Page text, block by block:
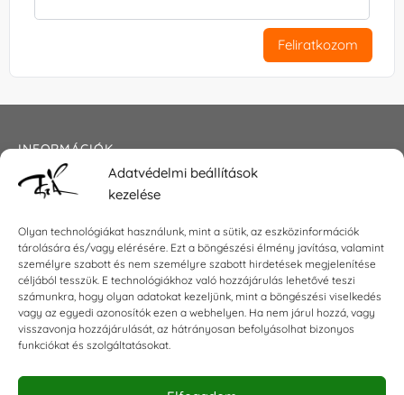
Adatvédelmi beállítások
kezelése
Olyan technológiákat használunk, mint a sütik, az eszközinformációk
tárolására és/vagy elérésére. Ezt a böngészési élmény javítása, valamint
személyre szabott és nem személyre szabott hirdetések megjelenítése
céljából tesszük. E technológiákhoz való hozzájárulás lehetővé teszi
számunkra, hogy olyan adatokat kezeljünk, mint a böngészési viselkedés
vagy az egyedi azonosítók ezen a webhelyen. Ha nem járul hozzá, vagy
visszavonja hozzájárulását, az hátrányosan befolyásolhat bizonyos
funkciókat és szolgáltatásokat.
Feliratkozom
INFORMÁCIÓK
Általános szerződési feltételek
Impresszum
KAPCSOLAT
E-mail:shop@torokszilvi.com
Telefon: +36 30 6767872